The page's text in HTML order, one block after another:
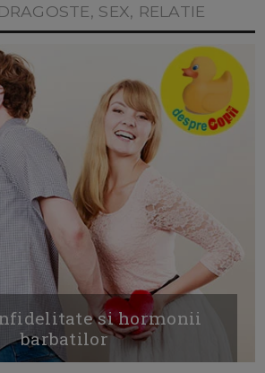
SEX, RELATIE
si hormonii
barbatilor